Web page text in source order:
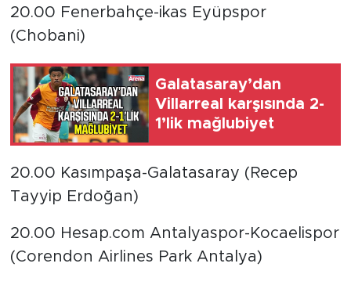
20.00 Fenerbahçe-ikas Eyüpspor
(Chobani)
Galatasaray’dan
Villarreal karşısında 2-
1’lik mağlubiyet
20.00 Kasımpaşa-Galatasaray (Recep
Tayyip Erdoğan)
20.00 Hesap.com Antalyaspor-Kocaelispor
(Corendon Airlines Park Antalya)